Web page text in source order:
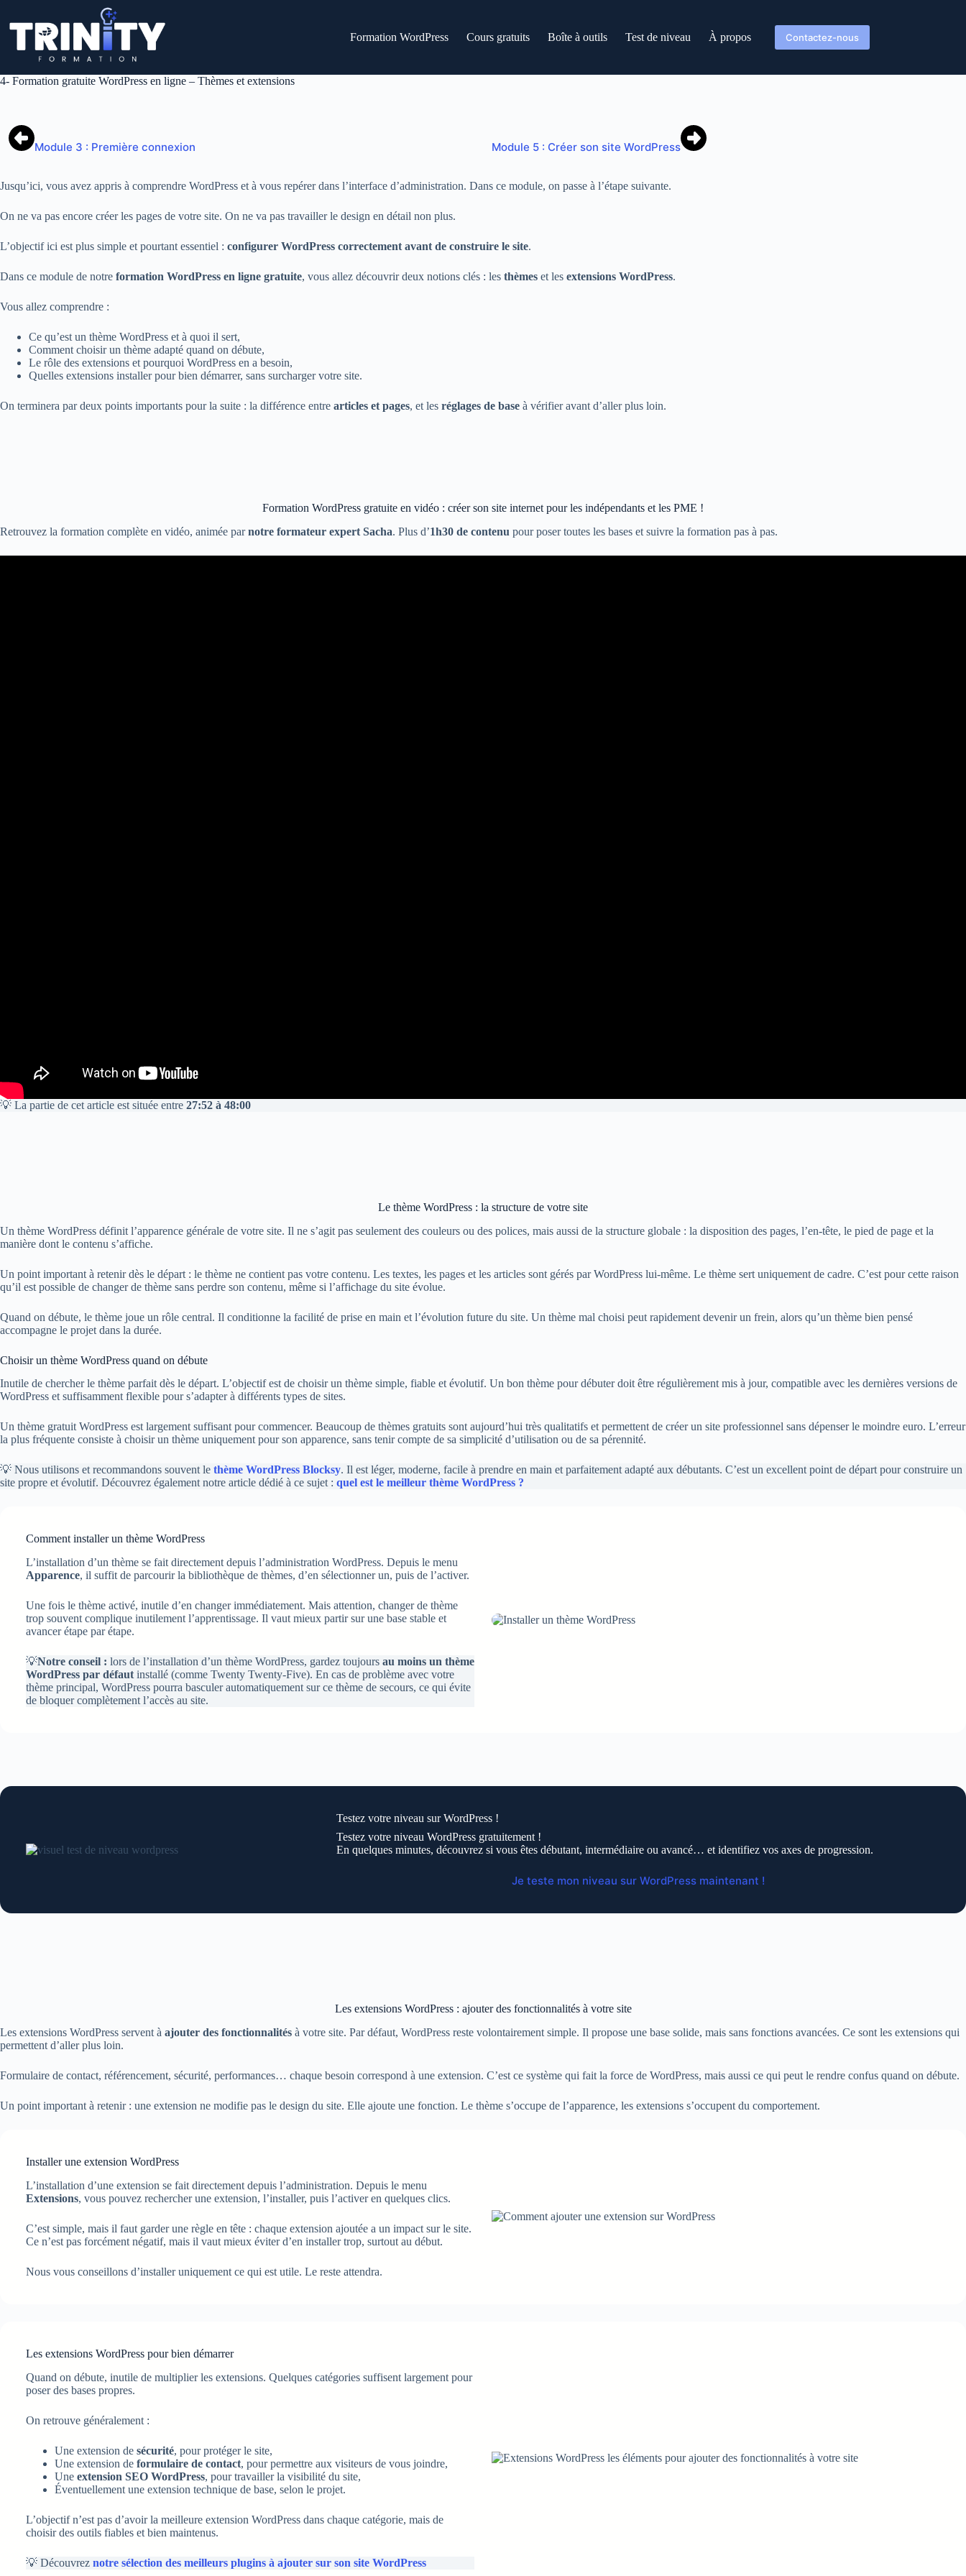
contenu
Formation WordPress Cours gratuits Boîte à outils Test de niveau À propos Contactez-nous
4- Formation gratuite WordPress en ligne – Thèmes et extensions
Module 3 : Première connexion Module 5 : Créer son site WordPress
Jusqu’ici, vous avez appris à comprendre WordPress et à vous repérer dans l’interface d’administration. Dans ce module, on passe à l’étape suivante.
On ne va pas encore créer les pages de votre site. On ne va pas travailler le design en détail non plus.
L’objectif ici est plus simple et pourtant essentiel : configurer WordPress correctement avant de construire le site.
Dans ce module de notre formation WordPress en ligne gratuite, vous allez découvrir deux notions clés : les thèmes et les extensions WordPress.
Vous allez comprendre :
Ce qu’est un thème WordPress et à quoi il sert,
Comment choisir un thème adapté quand on débute,
Le rôle des extensions et pourquoi WordPress en a besoin,
Quelles extensions installer pour bien démarrer, sans surcharger votre site.
On terminera par deux points importants pour la suite : la différence entre articles et pages, et les réglages de base à vérifier avant d’aller plus loin.
Formation WordPress gratuite en vidéo : créer son site internet pour les indépendants et les PME !
Retrouvez la formation complète en vidéo, animée parnotre formateur expert Sacha. Plus d’1h30 de contenu pour poser toutes les bases et suivre la formation pas à pas.
💡 La partie de cet article est située entre 27:52 à 48:00
Le thème WordPress : la structure de votre site
Un thème WordPress définit l’apparence générale de votre site. Il ne s’agit pas seulement des couleurs ou des polices, mais aussi de la structure globale : la disposition des pages, l’en-tête, le pied de page et la
manière dont le contenu s’affiche.
Un point important à retenir dès le départ : le thème ne contient pas votre contenu. Les textes, les pages et les articles sont gérés par WordPress lui-même. Le thème sert uniquement de cadre. C’est pour cette raison
qu’il est possible de changer de thème sans perdre son contenu, même si l’affichage du site évolue.
Quand on débute, le thème joue un rôle central. Il conditionne la facilité de prise en main et l’évolution future du site. Un thème mal choisi peut rapidement devenir un frein, alors qu’un thème bien pensé
accompagne le projet dans la durée.
Choisir un thème WordPress quand on débute
Inutile de chercher le thème parfait dès le départ. L’objectif est de choisir un thème simple, fiable et évolutif. Un bon thème pour débuter doit être régulièrement mis à jour, compatible avec les dernières versions de
WordPress et suffisamment flexible pour s’adapter à différents types de sites.
Un thème gratuit WordPress est largement suffisant pour commencer. Beaucoup de thèmes gratuits sont aujourd’hui très qualitatifs et permettent de créer un site professionnel sans dépenser le moindre euro. L’erreur
la plus fréquente consiste à choisir un thème uniquement pour son apparence, sans tenir compte de sa simplicité d’utilisation ou de sa pérennité.
💡 Nous utilisons et recommandons souvent le thème WordPress Blocksy. Il est léger, moderne, facile à prendre en main et parfaitement adapté aux débutants. C’est un excellent point de départ pour construire un
site propre et évolutif. Découvrez également notre article dédié à ce sujet : quel est le meilleur thème WordPress ?
Comment installer un thème WordPress
L’installation d’un thème se fait directement depuis l’administration WordPress. Depuis le menu
Apparence, il suffit de parcourir la bibliothèque de thèmes, d’en sélectionner un, puis de l’activer.
Une fois le thème activé, inutile d’en changer immédiatement. Mais attention, changer de thème
trop souvent complique inutilement l’apprentissage. Il vaut mieux partir sur une base stable et
avancer étape par étape.
💡Notre conseil : lors de l’installation d’un thème WordPress, gardez toujours au moins un thème
WordPress par défaut installé (comme Twenty Twenty-Five). En cas de problème avec votre
thème principal, WordPress pourra basculer automatiquement sur ce thème de secours, ce qui évite
de bloquer complètement l’accès au site.
Testez votre niveau sur WordPress !
Testez votre niveau WordPress gratuitement !
En quelques minutes, découvrez si vous êtes débutant, intermédiaire ou avancé… et identifiez vos axes de progression.
Je teste mon niveau sur WordPress maintenant !
Les extensions WordPress : ajouter des fonctionnalités à votre site
Les extensions WordPress servent à ajouter des fonctionnalités à votre site. Par défaut, WordPress reste volontairement simple. Il propose une base solide, mais sans fonctions avancées. Ce sont les extensions qui
permettent d’aller plus loin.
Formulaire de contact, référencement, sécurité, performances… chaque besoin correspond à une extension. C’est ce système qui fait la force de WordPress, mais aussi ce qui peut le rendre confus quand on débute.
Un point important à retenir : une extension ne modifie pas le design du site. Elle ajoute une fonction. Le thème s’occupe de l’apparence, les extensions s’occupent du comportement.
Installer une extension WordPress
L’installation d’une extension se fait directement depuis l’administration. Depuis le menu
Extensions, vous pouvez rechercher une extension, l’installer, puis l’activer en quelques clics.
C’est simple, mais il faut garder une règle en tête : chaque extension ajoutée a un impact sur le site.
Ce n’est pas forcément négatif, mais il vaut mieux éviter d’en installer trop, surtout au début.
Nous vous conseillons d’installer uniquement ce qui est utile. Le reste attendra.
Les extensions WordPress pour bien démarrer
Quand on débute, inutile de multiplier les extensions. Quelques catégories suffisent largement pour
poser des bases propres.
On retrouve généralement :
Une extension de sécurité, pour protéger le site,
Une extension de formulaire de contact, pour permettre aux visiteurs de vous joindre,
Une extension SEO WordPress, pour travailler la visibilité du site,
Éventuellement une extension technique de base, selon le projet.
L’objectif n’est pas d’avoir la meilleure extension WordPress dans chaque catégorie, mais de
choisir des outils fiables et bien maintenus.
💡 Découvrez notre sélection des meilleurs plugins à ajouter sur son site WordPress